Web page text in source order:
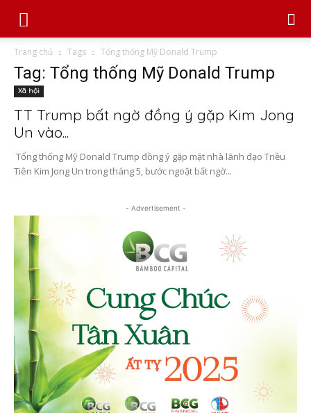
Trang chủ Tags Tổng thống Mỹ Donald Trump
Tag: Tổng thống Mỹ Donald Trump
Xã hội
TT Trump bất ngờ đồng ý gặp Kim Jong
Un vào...
Tổng thống Mỹ Donald Trump đồng ý gặp mặt nhà lãnh đạo Triều
Tiên Kim Jong Un trong tháng 5, bước ngoặt bất ngờ...
- Advertisement -